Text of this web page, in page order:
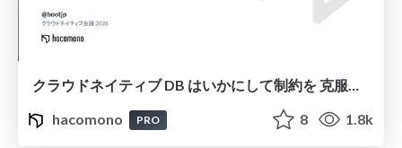
クラウドネイティブ DB はいかにして制約を 克服したか？ 〜進化歴史から紐解く、スケーラブルアーキテクチャ設計指針〜
hacomono
PRO 8 1.8k